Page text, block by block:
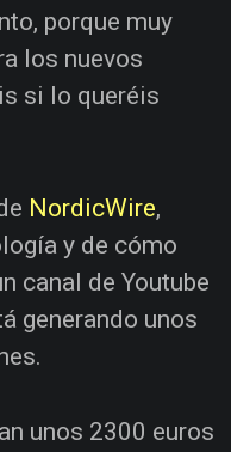
porque muy
los nuevos
si lo queréis
NordicWire,
y de cómo
canal de Youtube
generando unos
unos 2300 euros